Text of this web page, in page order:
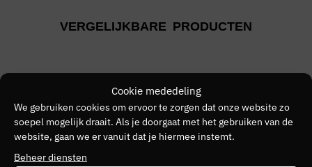
Cookie mededeling
We gebruiken cookies om ervoor te zorgen dat onze website zo
soepel mogelijk draait. Als je doorgaat met het gebruiken van de
website, gaan we er vanuit dat je hiermee instemt.
Beheer diensten
Groen
Kleurnummer
40
VERGELIJKBARE PRODUCTEN